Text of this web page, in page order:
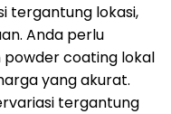
tergantung lokasi,
Anda perlu
powder coating lokal
yang akurat.
tergantung